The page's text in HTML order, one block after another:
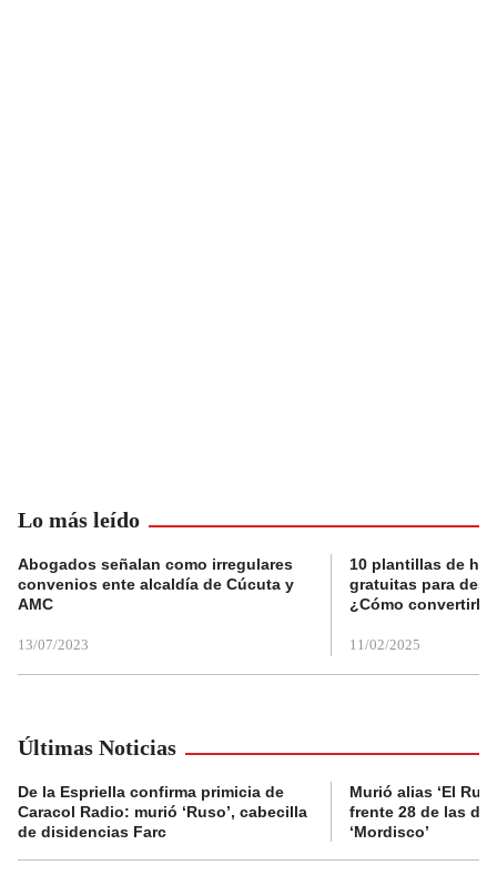
Lo más leído
Abogados señalan como irregulares
convenios ente alcaldía de Cúcuta y
AMC
13/07/2023
10 plantillas de
gratuitas para
¿Cómo convertirla
11/02/2025
Últimas Noticias
De la Espriella confirma primicia de
Caracol Radio: murió ‘Ruso’, cabecilla
de disidencias Farc
Murió alias ‘El
frente 28 de las
‘Mordisco’